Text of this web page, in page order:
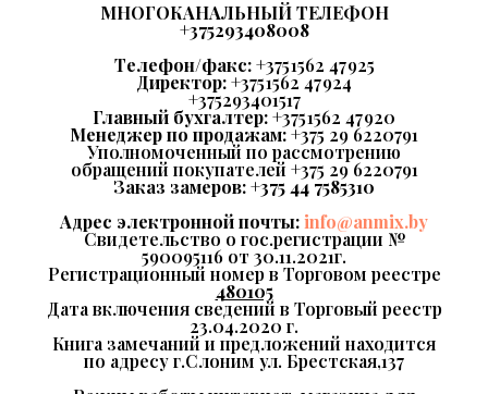
МНОГОКАНАЛЬНЫЙ ТЕЛЕФОН
+375293408008
Телефон/факс:+375 1562 47 925
Директор:+375 1562 47 924
+375293401517
Главный бухгалтер:+375 1562 47 920
Менеджер по продажам:+375 29 6220791
Уполномоченный по рассмотрению
обращений покупателей +375 29 6220791
Заказ замеров:+375 44 7585310
Адрес электронной почты:info@anmix.by
Свидетельство о гос.регистрации №
590095116 от 30.11.2021г.
Регистрационный номер в Торговом реестре
480105
Дата включения сведений в Торговый реестр
23.04.2020 г.
Книга замечаний и предложений находится
по адресу г.Слоним ул. Брестская,137